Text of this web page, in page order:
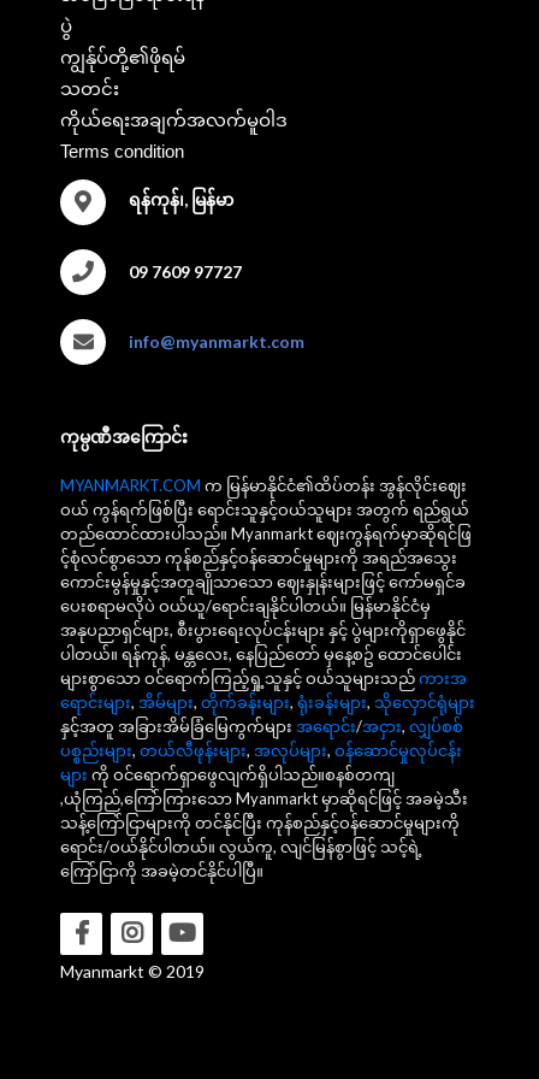
ပွဲ
ကျွန်ုပ်တို့၏ဖိုရမ်
သတင်း
ကိုယ်ရေးအချက်အလက်မူဝါဒ
Terms condition
ရန်ကုန်၊, မြန်မာ
09 7609 97727
info@myanmarkt.com
ကုမ္ပဏီအကြောင်း
MYANMARKT.COM က မြန်မာနိုင်ငံ၏ထိပ်တန်း အွန်လိုင်းဈေး
ဝယ် ကွန်ရက်ဖြစ်ပြီး ရောင်းသူနှင့်ဝယ်သူများ အတွက် ရည်ရွယ်
တည်ထောင်ထားပါသည်။ Myanmarkt ဈေးကွန်ရက်မှာဆိုရင်ဖြ
င့်စုံလင်စွာသော ကုန်စည်နှင့်ဝန်ဆောင်မှုများကို အရည်အသွေး
ကောင်းမွန်မှုနှင့်အတူချိုသာသော ဈေးနှုန်းများဖြင့် ကော်မရှင်ခ
ပေးစရာမလိုပဲ ဝယ်ယူ/ရောင်းချနိုင်ပါတယ်။ မြန်မာနိုင်ငံမှ
အနုပညာရှင်များ, စီးပွားရေးလုပ်ငန်းများ နှင့် ပွဲများကိုရှာဖွေနိုင်
ပါတယ်။ ရန်ကုန်, မန္တလေး, နေပြည်တော် မှနေ့စဥ် ထောင်ပေါင်း
များစွာသော ဝင်ရောက်ကြည့်ရှု့သူနှင့် ဝယ်သူများသည်ကားအ
ရောင်းများ, အိမ်များ, တိုက်ခန်းများ, ရုံးခန်းများ, သိုလှောင်ရုံများ
နှင့်အတူ အခြားအိမ်ခြံမြေကွက်များ အရောင်း/အငှား, လျှပ်စစ်
ပစ္စည်းများ, တယ်လီဖုန်းများ, အလုပ်များ, ဝန်ဆောင်မှုလုပ်ငန်း
များ ကို ဝင်ရောက်ရှာဖွေလျက်ရှိပါသည်။စနစ်တကျ
,ယုံကြည်,ကြော်ကြားသော Myanmarkt မှာဆိုရင်ဖြင့် အခမဲ့သီး
သန့်ကြော်ငြာများကို တင်နိုင်ပြီး ကုန်စည်နှင့်ဝန်ဆောင်မှုများကို
ရောင်း/ဝယ်နိုင်ပါတယ်။ လွယ်ကူ, လျင်မြန်စွာဖြင့် သင့်ရဲ့
ကြော်ငြာကို အခမဲ့တင်နိုင်ပါပြီ။
Myanmarkt © 2019